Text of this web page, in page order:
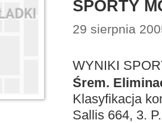
SPORTY
29 sierpnia
WYNIKI
Śrem.
Klasyfikacja
Sallis 664, 3.